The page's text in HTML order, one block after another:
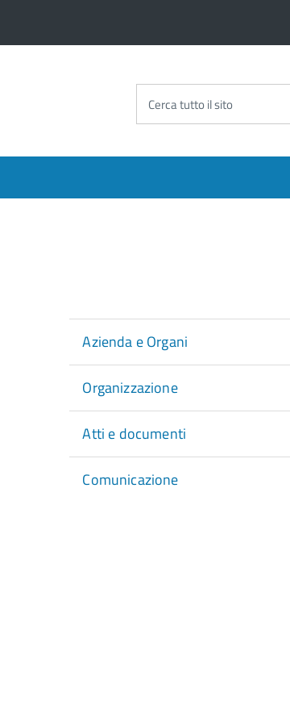
Cerca tutto il sito
Azienda e Organi
Organizzazione
Atti e documenti
Comunicazione